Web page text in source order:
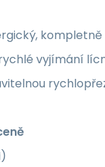
vyjímání